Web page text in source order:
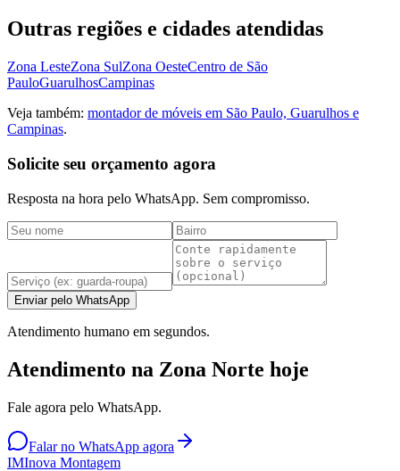
Outras regiões e cidades atendidas
Zona LesteZona SulZona OesteCentro de São
PauloGuarulhosCampinas
Veja também: montador de móveis em São Paulo, Guarulhos e
Campinas.
Solicite seu orçamento agora
Resposta na hora pelo WhatsApp. Sem compromisso.
Enviar pelo WhatsApp
Atendimento humano em segundos.
Atendimento na Zona Norte hoje
Fale agora pelo WhatsApp.
Falar no WhatsApp agora
IMInova Montagem